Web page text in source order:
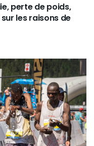
perte de poids,
les raisons de